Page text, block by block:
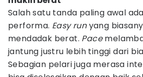
Salah satu tanda paling awal
performa. Easy runyang
mendadak berat. Pace
jantung justru lebih tinggi dari
Sebagian pelari juga merasa